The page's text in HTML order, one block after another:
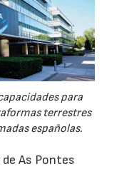
para
terrestres
españolas.
As Pontes